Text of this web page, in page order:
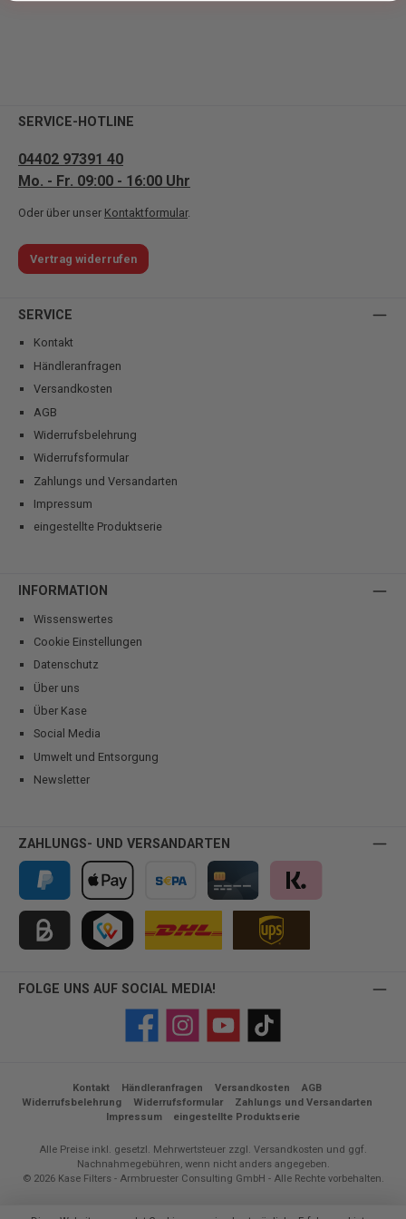
SERVICE-HOTLINE
04402 97391 40
Mo. - Fr. 09:00 - 16:00 Uhr
Oder über unser Kontaktformular.
Vertrag widerrufen
SERVICE
Kontakt
Händleranfragen
Versandkosten
AGB
Widerrufsbelehrung
Widerrufsformular
Zahlungs und Versandarten
Impressum
eingestellte Produktserie
INFORMATION
Wissenswertes
Cookie Einstellungen
Datenschutz
Über uns
Über Kase
Social Media
Umwelt und Entsorgung
Newsletter
ZAHLUNGS- UND VERSANDARTEN
PayPal Apple Pay Vorkasse Kreditkarte Klarna
FOLGE UNS AUF SOCIAL MEDIA!
FacebookInstagramYouTube TikTok
Kontakt Händleranfragen Versandkosten
AGB
Widerrufsbelehrung
Widerrufsformular
Zahlungs und Versandarten
Impressum
eingestellte Produktserie
Alle Preise inkl. gesetzl. Mehrwertsteuer zzgl. Versandkosten und ggf.
Nachnahmegebühren, wenn nicht anders angegeben.
© 2026 Kase Filters - Armbruester Consulting GmbH - Alle Rechte vorbehalten.